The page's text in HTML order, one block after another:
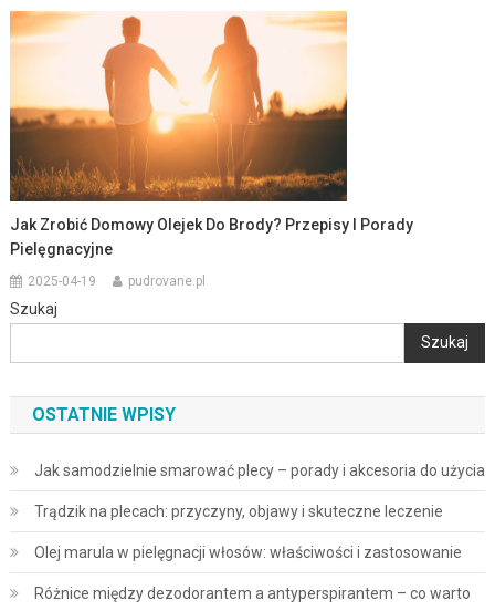
Jak Zrobić Domowy Olejek Do Brody? Przepisy I Porady
Pielęgnacyjne
2025-04-19 pudrovane.pl
Szukaj
Szukaj
OSTATNIE WPISY
Jak samodzielnie smarować plecy – porady i akcesoria do użycia
Trądzik na plecach: przyczyny, objawy i skuteczne leczenie
Olej marula w pielęgnacji włosów: właściwości i zastosowanie
Różnice między dezodorantem a antyperspirantem – co warto